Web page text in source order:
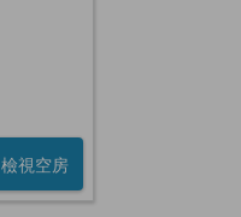
檢視空房